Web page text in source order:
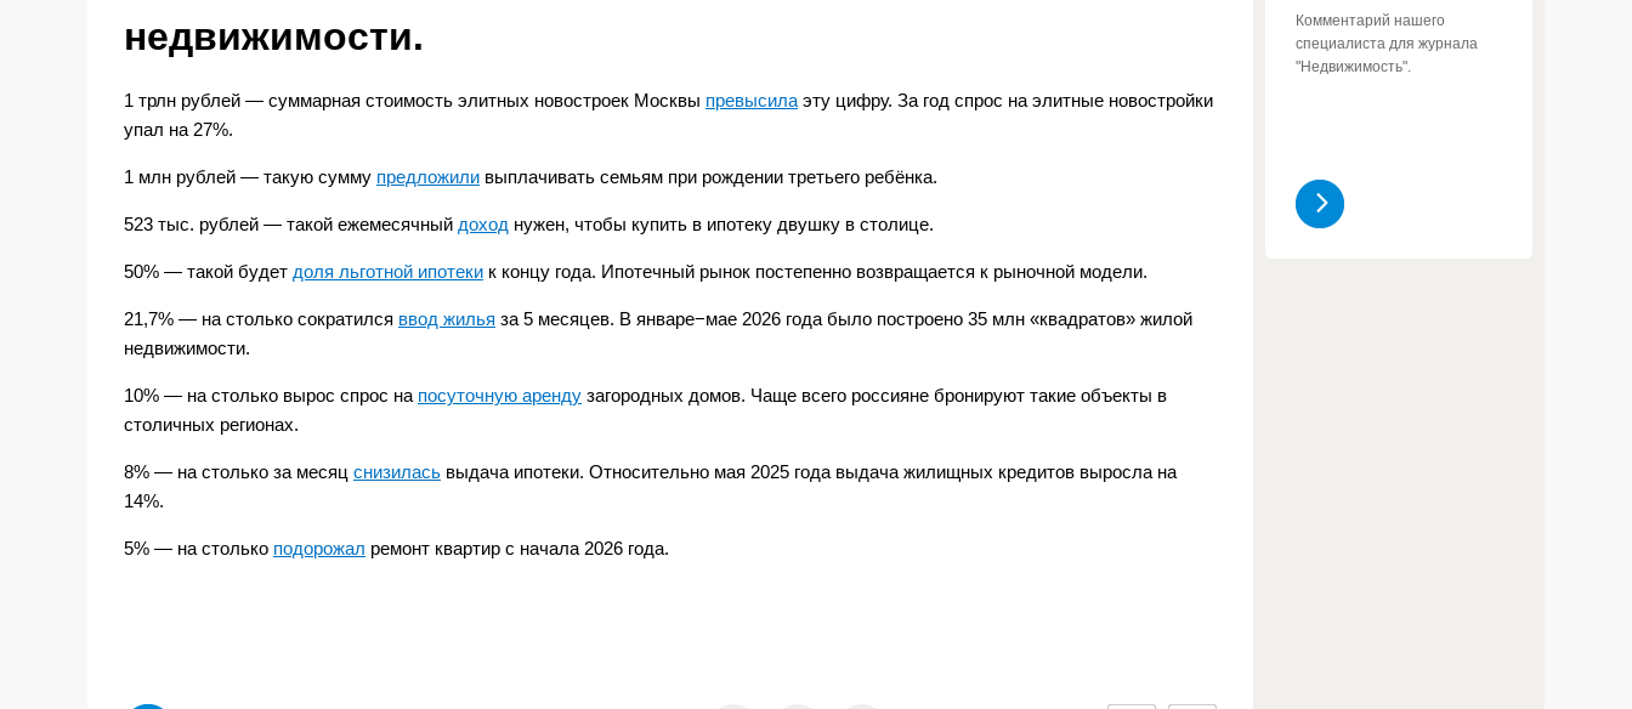
недвижимости.
1 трлн рублей — суммарная стоимость элитных новостроек Москвы превысила эту цифру. За год спрос на элитные новостройки
упал на 27%.
1 млн рублей — такую сумму предложили выплачивать семьям при рождении третьего ребёнка.
523 тыс. рублей — такой ежемесячный доход нужен, чтобы купить в ипотеку двушку в столице.
50% — такой будет доля льготной ипотеки к концу года. Ипотечный рынок постепенно возвращается к рыночной модели.
21,7% — на столько сократился ввод жилья за 5 месяцев. В январе−мае 2026 года было построено 35 млн «квадратов» жилой
недвижимости.
10% — на столько вырос спрос на посуточную аренду загородных домов. Чаще всего россияне бронируют такие объекты в
столичных регионах.
8% — на столько за месяц снизилась выдача ипотеки. Относительно мая 2025 года выдача жилищных кредитов выросла на
14%.
5% — на столько подорожал ремонт квартир с начала 2026 года.
Комментарий нашего
специалиста для журнала
"Недвижимость".